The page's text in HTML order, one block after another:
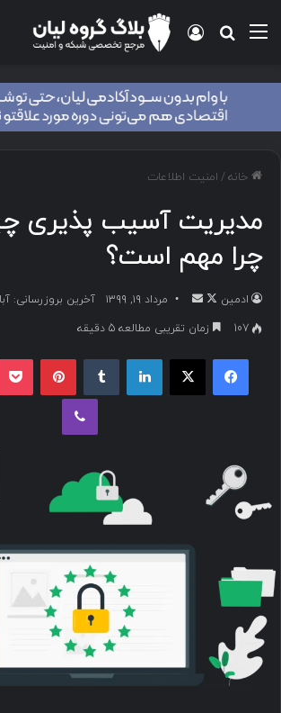
خانه/ امنیت اطلاعات
مدیریت ‌‌آسیب پذیری
چرا مهم است؟
ادمین مرداد ۱۹, ۱۳۹۹ آخرین بروزرسانی: آبان ۲۰,
107
زمان تقریبی مطالعه 5 دقیقه